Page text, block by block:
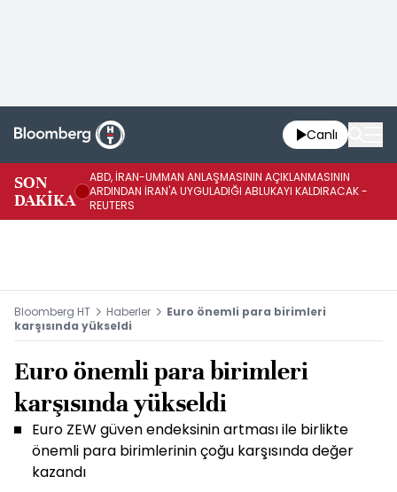
Canlı
SON
DAKİKA
ABD, İRAN-UMMAN ANLAŞMASININ AÇIKLANMASININ
ARDINDAN İRAN'A UYGULADIĞI ABLUKAYI KALDIRACAK -
REUTERS
Bloomberg HT Haberler
Euro önemli para birimleri
karşısında yükseldi
Euro önemli para birimleri
karşısında yükseldi
Euro ZEW güven endeksinin artması ile birlikte
önemli para birimlerinin çoğu karşısında değer
kazandı